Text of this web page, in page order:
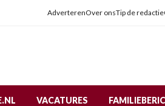
AdverterenOver onsTip de redactie
VACATURES